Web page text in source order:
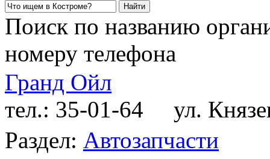
Поиск по названию
номеру телефона
Гранд Ойл
тел.: 35-01-64
ул.
Раздел: Автозапчасти